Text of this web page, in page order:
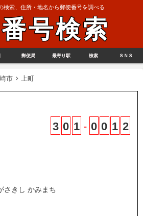
検索、住所・地名から郵便番号を調べる
号検索
郵便局 最寄り駅 検索 ＳＮＳ
市 上町
3 0 1 - 0 0 1 2
さきし かみまち